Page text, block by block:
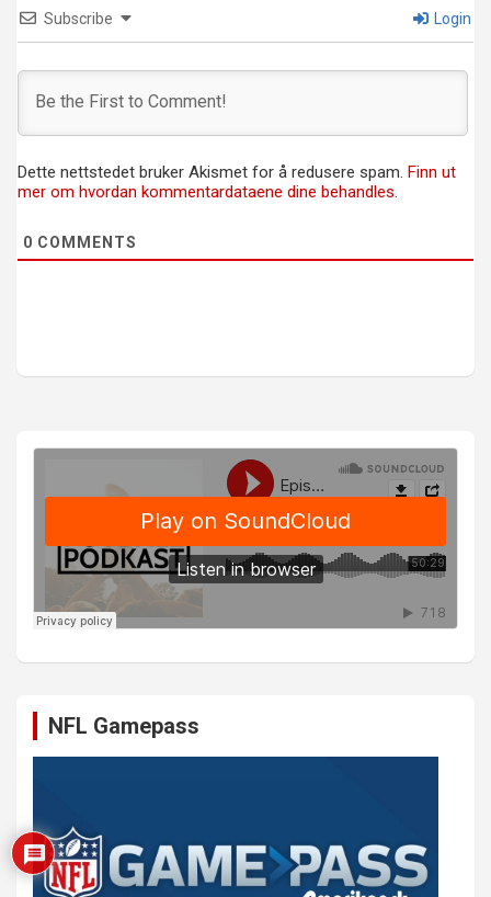
Subscribe Login
Dette nettstedet bruker Akismet for å redusere spam. Finn ut
mer om hvordan kommentardataene dine behandles.
0 COMMENTS
NFL Gamepass